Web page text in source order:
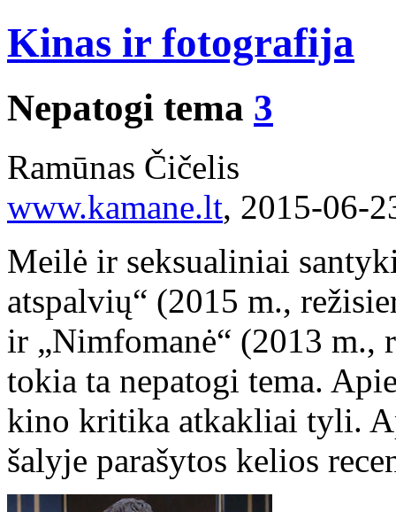
Kinas ir fotografija
Nepatogi tema 3
Ramūnas Čičelis
www.kamane.lt, 2015-06-
Meilė ir seksualiniai
atspalvių“ (2015 m.,
ir „Nimfomanė“ (2013 m.,
tokia ta nepatogi tema.
kino kritika atkakliai tyli.
šalyje parašytos kelios